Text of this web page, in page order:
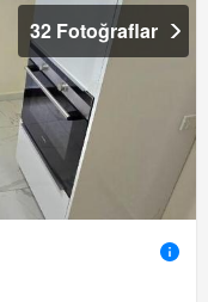
32 Fotoğraflar